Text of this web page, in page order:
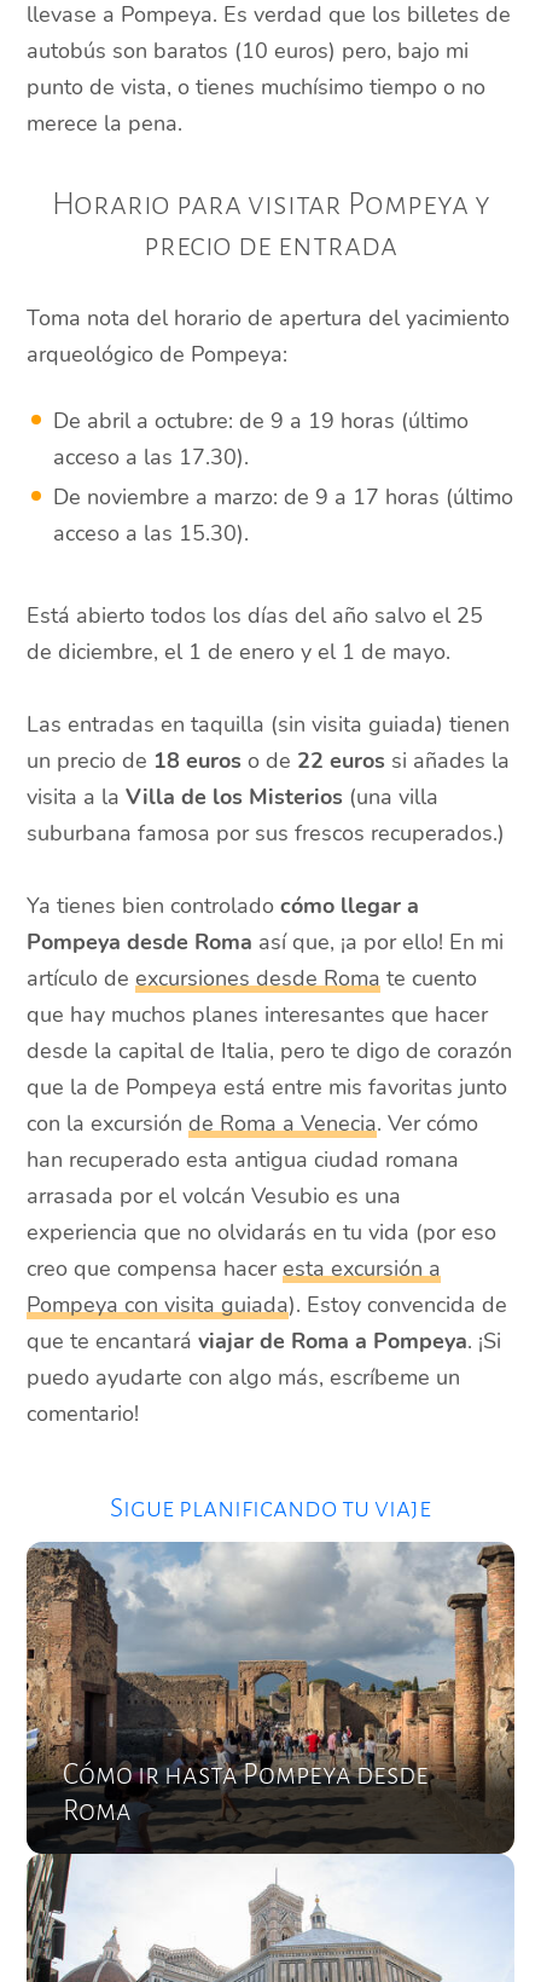
llevase a Pompeya. Es verdad que los billetes de
autobús son baratos (10 euros) pero, bajo mi
punto de vista, o tienes muchísimo tiempo o no
merece la pena.
Horario para visitar Pompeya y
precio de entrada
Toma nota del horario de apertura del yacimiento
arqueológico de Pompeya:
De abril a octubre: de 9 a 19 horas (último
acceso a las 17.30).
De noviembre a marzo: de 9 a 17 horas (último
acceso a las 15.30).
Está abierto todos los días del año salvo el 25
de diciembre, el 1 de enero y el 1 de mayo.
Las entradas en taquilla (sin visita guiada) tienen
un precio de 18 euros o de 22 euros si añades la
visita a la Villa de los Misterios (una villa
suburbana famosa por sus frescos recuperados.)
Ya tienes bien controlado cómo llegar a
Pompeya desde Roma así que, ¡a por ello! En mi
artículo deexcursiones desde Roma te cuento
que hay muchos planes interesantes que hacer
desde la capital de Italia, pero te digo de corazón
que la de Pompeya está entre mis favoritas junto
con la excursiónde Roma a Venecia. Ver cómo
han recuperado esta antigua ciudad romana
arrasada por el volcán Vesubio es una
experiencia que no olvidarás en tu vida (por eso
creo que compensa haceresta excursión a
Pompeya con visita guiada). Estoy convencida de
que te encantaráviajar de Roma a Pompeya. ¡Si
puedo ayudarte con algo más, escríbeme un
comentario!
Sigue planificando tu viaje
Cómo ir hasta Pompeya desde
Roma